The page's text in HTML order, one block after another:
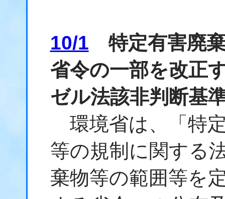
10/1 特定有害廃
省令の一部を改正
ゼル法該非判断基
環境省は、「 特
等の規制に関する
棄物等の範囲等を